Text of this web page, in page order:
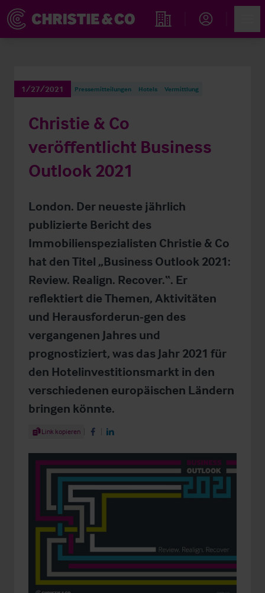
Immobiliensuche
1/27/2021 Pressemitteilungen Hotels Vermittlung
Christie & Co
veröffentlicht Business
Outlook 2021
London. Der neueste jährlich
publizierte Bericht des
Immobilienspezialisten Christie & Co
hat den Titel „Business Outlook 2021:
Review. Realign. Recover.“. Er
reflektiert die Themen, Aktivitäten
und Herausforderun-gen des
vergangenen Jahres und
prognostiziert, was das Jahr 2021 für
den Hotelinvestitionsmarkt in den
verschiedenen europäischen Ländern
bringen könnte.
Share Article
Link kopieren Share on Facebook
Share on LinkedIn